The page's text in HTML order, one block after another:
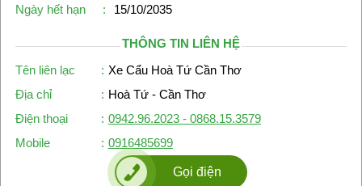
Ngày hết hạn
: 15/10/2035
THÔNG TIN LIÊN HỆ
Tên liên lạc
: Xe Cẩu Hoà Tứ Cần Thơ
Địa chỉ
: Hoà Tứ - Cần Thơ
Điện thoại
: 0942.96.2023 - 0868.15.3579
Mobile
: 0916485699
Gọi điện